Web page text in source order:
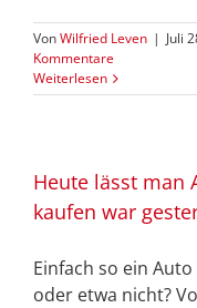
VonWilfried Leven | Juli
Kommentare
Weiterlesen
Heute lässt man
kaufen war
Einfach so ein
oder etwa nicht?